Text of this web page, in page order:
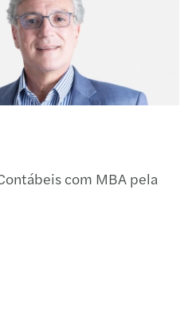
com MBA pela